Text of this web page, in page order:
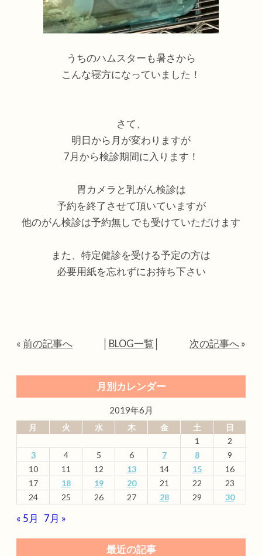
うちのハムスターも暑さから
こんな寝方になっていました！
さて、
明日から月が変わりますが
7月から検診期間に入ります！
胃カメラと乳がん検診は
予約を終了させて頂いていますが
他のがん検診は予約無しでも受けていただけます
また、特定健診を受ける予定の方は
必要用紙を忘れずにお持ち下さい
« 前の記事へ BLOG一覧 次の記事へ »
月別カレンダー
2019年6月
月 火 水 木 金 土
日
1
2
3
4 5 6 7 8
9
10
11 12 13 14 15
16
17
18 19 20 21 22
23
24
25 26 27 28 29 30
« 5月 7月 »
最近の記事